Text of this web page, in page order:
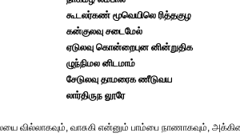
கூடலர்கண் மூவெயிலெ ரித்தகுழ
கன்குலவு சடைமேல்
ஏடுலவு கொன்றைபுன னின்றுதிக
ழுந்நிமல னிடமாம்
சேடுலவு தாமரைக ணீடுவய
லார்திருந லூரே
வில்லாகவும், வாசுகி என்னும் பாம்பை நாணாகவும்,